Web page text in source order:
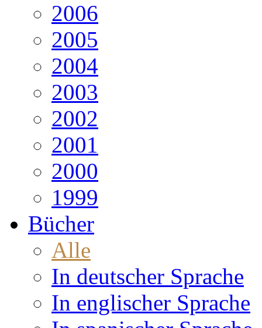
2006
2005
2004
2003
2002
2001
2000
1999
Bücher
Alle
In deutscher Sprache
In englischer Sprache